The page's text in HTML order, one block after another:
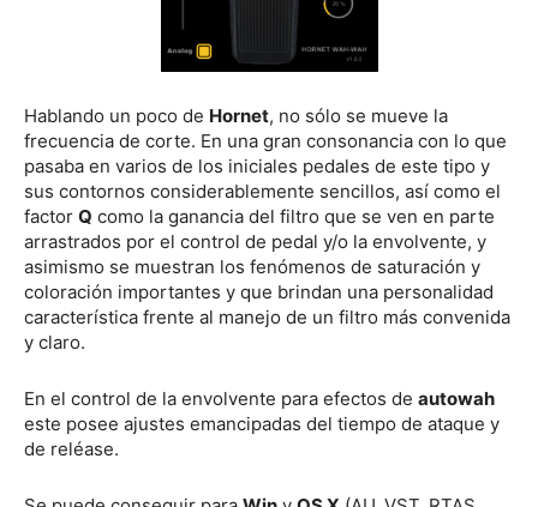
Hablando un poco de Hornet, no sólo se mueve la
frecuencia de corte. En una gran consonancia con lo que
pasaba en varios de los iniciales pedales de este tipo y
sus contornos considerablemente sencillos, así como el
factor Q como la ganancia del filtro que se ven en parte
arrastrados por el control de pedal y/o la envolvente, y
asimismo se muestran los fenómenos de saturación y
coloración importantes y que brindan una personalidad
característica frente al manejo de un filtro más convenida
y claro.
En el control de la envolvente para efectos de autowah
este posee ajustes emancipadas del tiempo de ataque y
de reléase.